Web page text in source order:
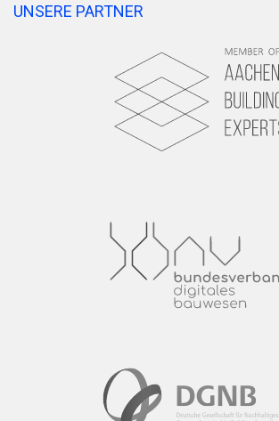
UNSERE PARTNER